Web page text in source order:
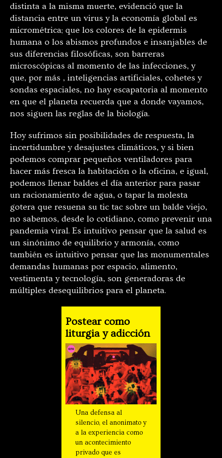
distinta a la misma muerte, evidenció que la
distancia entre un virus y la economía global es
micrométrica; que los colores de la epidermis
humana o los abismos profundos e insanjables de
sus diferencias filosóficas, son barreras
microscópicas al momento de las infecciones, y
que, por más , inteligencias artificiales, cohetes y
sondas espaciales, no hay escapatoria al momento
en que el planeta recuerda que a donde vayamos,
nos siguen las reglas de la biología.
Hoy sufrimos sin posibilidades de respuesta, la
incertidumbre y desajustes climáticos, y si bien
podemos comprar pequeños ventiladores para
hacer más fresca la habitación o la oficina, e igual,
podemos llenar baldes el día anterior para pasar
un racionamiento de agua, o tapar la molesta
gotera que resuena su tic tac sobre un balde viejo,
no sabemos, desde lo cotidiano, como prevenir una
pandemia viral. Es intuitivo pensar que la salud es
un sinónimo de equilibrio y armonía, como
también es intuitivo pensar que las monumentales
demandas humanas por espacio, alimento,
vestimenta y tecnología, son generadoras de
múltiples desequilibrios para el planeta.
Postear como
liturgia y adicción
Una defensa al
silencio, el anonimato y
a la experiencia como
un acontecimiento
privado que es